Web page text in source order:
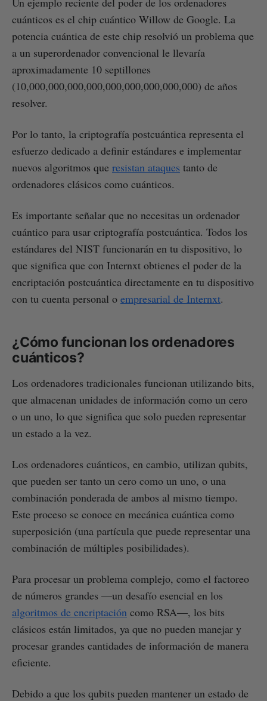
cuánticos es el chip cuántico Willow de Google. La
potencia cuántica de este chip resolvió un problema que
a un superordenador convencional le llevaría
aproximadamente 10 septillones
(10,000,000,000,000,000,000,000,000,000) de años
resolver.
Por lo tanto, la criptografía postcuántica representa el
esfuerzo dedicado a definir estándares e implementar
nuevos algoritmos que resistan ataques tanto de
ordenadores clásicos como cuánticos.
Es importante señalar que no necesitas un ordenador
cuántico para usar criptografía postcuántica. Todos los
estándares del NIST funcionarán en tu dispositivo, lo
que significa que con Internxt obtienes el poder de la
encriptación postcuántica directamente en tu dispositivo
con tu cuenta personal o empresarial de Internxt.
¿Cómo funcionan los ordenadores
cuánticos?
Los ordenadores tradicionales funcionan utilizando bits,
que almacenan unidades de información como un cero
o un uno, lo que significa que solo pueden representar
un estado a la vez.
Los ordenadores cuánticos, en cambio, utilizan qubits,
que pueden ser tanto un cero como un uno, o una
combinación ponderada de ambos al mismo tiempo.
Este proceso se conoce en mecánica cuántica como
superposición (una partícula que puede representar una
combinación de múltiples posibilidades).
Para procesar un problema complejo, como el factoreo
de números grandes —un desafío esencial en los
algoritmos de encriptación como RSA—, los bits
clásicos están limitados, ya que no pueden manejar y
procesar grandes cantidades de información de manera
eficiente.
Debido a que los qubits pueden mantener un estado de